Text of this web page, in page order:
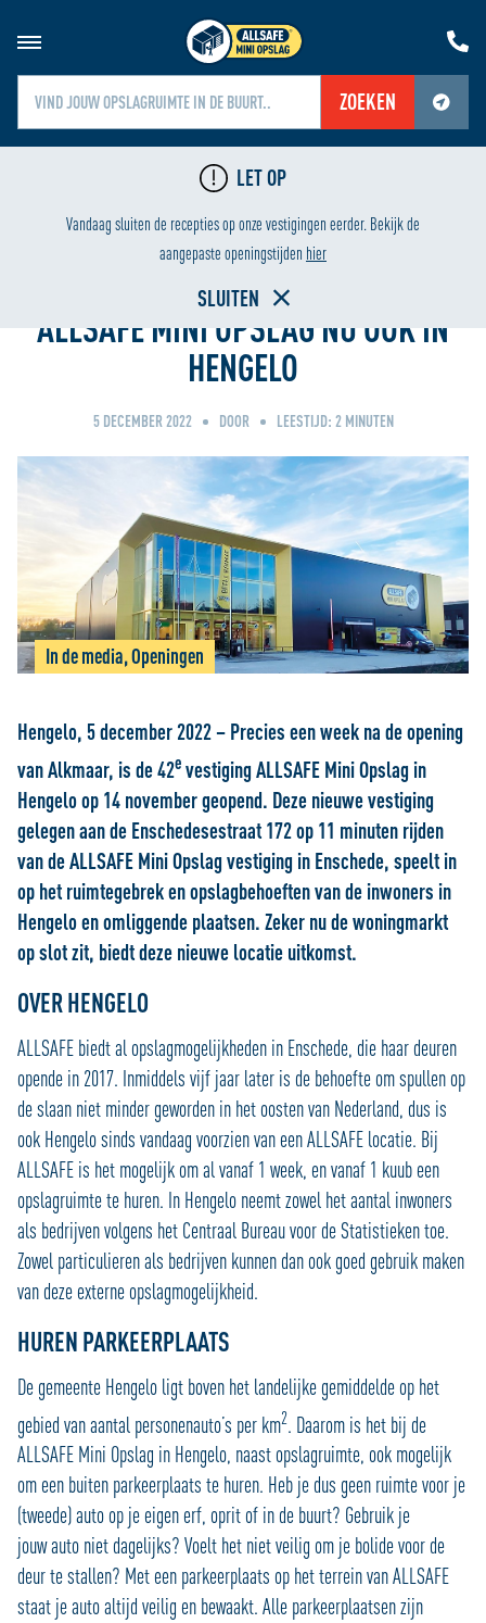
ZOEKEN
Jouw locatiediensten zijn uitgeschakeld.
Schakel jouw locatiediensten in om deze functie te gebruiken.
LET OP
Vandaag sluiten de recepties op onze vestigingen eerder. Bekijk de
aangepaste openingstijden hier
SLUITEN
LAAGSTE PRIJS
Home
ALLSAFE MINI OPSLAG NU OOK IN
HENGELO
5 DECEMBER 2022 DOOR LEESTIJD: 2 MINUTEN
In de media, Openingen
Hengelo, 5 december 2022 – Precies een week na de opening
van Alkmaar, is de 42e vestiging ALLSAFE Mini Opslag in
Hengelo op 14 november geopend. Deze nieuwe vestiging
gelegen aan de Enschedesestraat 172 op 11 minuten rijden
van de ALLSAFE Mini Opslag vestiging in Enschede, speelt in
op het ruimtegebrek en opslagbehoeften van de inwoners in
Hengelo en omliggende plaatsen. Zeker nu de woningmarkt
op slot zit, biedt deze nieuwe locatie uitkomst.
OVER HENGELO
ALLSAFE biedt al opslagmogelijkheden in Enschede, die haar deuren
opende in 2017. Inmiddels vijf jaar later is de behoefte om spullen op
de slaan niet minder geworden in het oosten van Nederland, dus is
ook Hengelo sinds vandaag voorzien van een ALLSAFE locatie. Bij
ALLSAFE is het mogelijk om al vanaf 1 week, en vanaf 1 kuub een
opslagruimte te huren. In Hengelo neemt zowel het aantal inwoners
als bedrijven volgens het Centraal Bureau voor de Statistieken toe.
Zowel particulieren als bedrijven kunnen dan ook goed gebruik maken
van deze externe opslagmogelijkheid.
HUREN PARKEERPLAATS
De gemeente Hengelo ligt boven het landelijke gemiddelde op het
gebied van aantal personenauto’s per km2 . Daarom is het bij de
ALLSAFE Mini Opslag in Hengelo, naast opslagruimte, ook mogelijk
om een buiten parkeerplaats te huren. Heb je dus geen ruimte voor je
(tweede) auto op je eigen erf, oprit of in de buurt? Gebruik je
jouw auto niet dagelijks? Voelt het niet veilig om je bolide voor de
deur te stallen? Met een parkeerplaats op het terrein van ALLSAFE
staat je auto altijd veilig en bewaakt. Alle parkeerplaatsen zijn